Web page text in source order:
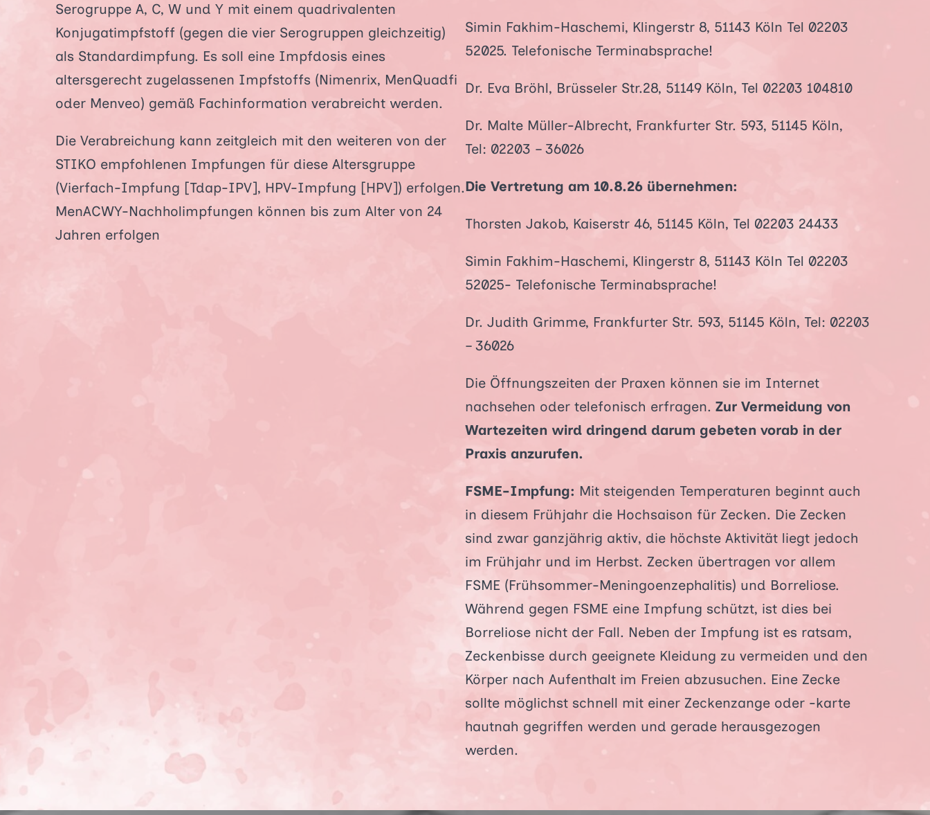
Serogruppe A, C, W und Y mit einem quadrivalenten
Konjugatimpfstoff (gegen die vier Serogruppen gleichzeitig)
als Standardimpfung. Es soll eine Impfdosis eines
altersgerecht zugelassenen Impfstoffs (Nimenrix, MenQuadfi
oder Menveo) gemäß Fachinformation verabreicht werden.
Die Verabreichung kann zeitgleich mit den weiteren von der
STIKO empfohlenen Impfungen für diese Altersgruppe
(Vierfach-Impfung [Tdap-IPV], HPV-Impfung [HPV]) erfolgen.
MenACWY-Nachholimpfungen können bis zum Alter von 24
Jahren erfolgen
Simin Fakhim-Haschemi, Klingerstr 8, 51143 Köln Tel 02203
52025. Telefonische Terminabsprache!
Dr. Eva Bröhl, Brüsseler Str.28, 51149 Köln, Tel 02203 104810
Dr. Malte Müller-Albrecht, Frankfurter Str. 593, 51145 Köln,
Tel: 02203 – 36026
Die Vertretung am 10.8.26 übernehmen:
Thorsten Jakob, Kaiserstr 46, 51145 Köln, Tel 02203 24433
Simin Fakhim-Haschemi, Klingerstr 8, 51143 Köln Tel 02203
52025- Telefonische Terminabsprache!
Dr. Judith Grimme, Frankfurter Str. 593, 51145 Köln, Tel: 02203
– 36026
Die Öffnungszeiten der Praxen können sie im Internet
nachsehen oder telefonisch erfragen. Zur Vermeidung von
Wartezeiten wird dringend darum gebeten vorab in der
Praxis anzurufen.
FSME-Impfung: Mit steigenden Temperaturen beginnt auch
in diesem Frühjahr die Hochsaison für Zecken. Die Zecken
sind zwar ganzjährig aktiv, die höchste Aktivität liegt jedoch
im Frühjahr und im Herbst. Zecken übertragen vor allem
FSME (Frühsommer-Meningoenzephalitis) und Borreliose.
Während gegen FSME eine Impfung schützt, ist dies bei
Borreliose nicht der Fall. Neben der Impfung ist es ratsam,
Zeckenbisse durch geeignete Kleidung zu vermeiden und den
Körper nach Aufenthalt im Freien abzusuchen. Eine Zecke
sollte möglichst schnell mit einer Zeckenzange oder -karte
hautnah gegriffen werden und gerade herausgezogen
werden.